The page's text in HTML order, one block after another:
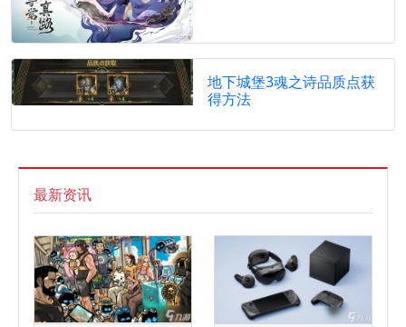
地下城堡3魂之诗品质点获
得方法
最新资讯